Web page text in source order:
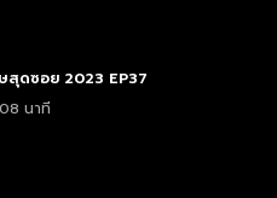
สุดซอย 2023 EP37
นาที